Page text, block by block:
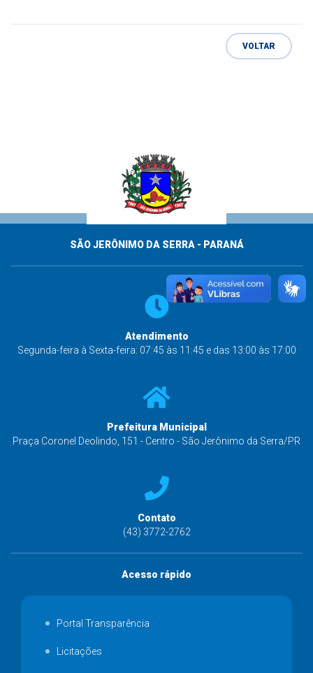
VOLTAR
SÃO JERÔNIMO DA SERRA - PARANÁ
Atendimento
Segunda-feira à Sexta-feira: 07:45 às 11:45 e das 13:00 às 17:00
Prefeitura Municipal
Praça Coronel Deolindo, 151 - Centro - São Jerônimo da Serra/PR
Contato
(43) 3772-2762
Acesso rápido
Portal Transparência
Licitações